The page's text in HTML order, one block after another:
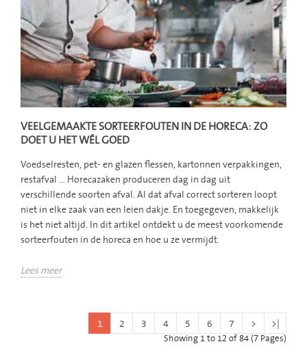
VEELGEMAAKTE SORTEERFOUTEN IN DE HORECA: ZO
DOET U HET WÉL GOED
Voedselresten, pet- en glazen flessen, kartonnen verpakkingen,
restafval … Horecazaken produceren dag in dag uit
verschillende soorten afval. Al dat afval correct sorteren loopt
niet in elke zaak van een leien dakje. En toegegeven, makkelijk
is het niet altijd. In dit artikel ontdekt u de meest voorkomende
sorteerfouten in de horeca en hoe u ze vermijdt.
Lees meer
1 2 3 4 5 6 7 > >|
Showing 1 to 12 of 84 (7 Pages)